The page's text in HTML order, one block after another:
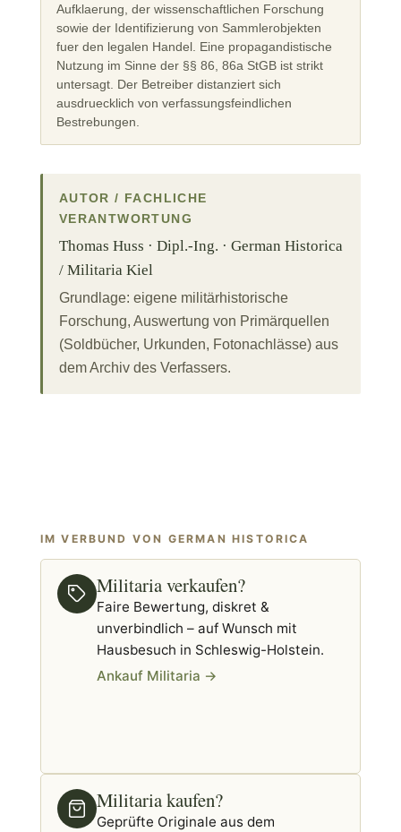
Aufklaerung, der wissenschaftlichen Forschung
sowie der Identifizierung von Sammlerobjekten
fuer den legalen Handel. Eine propagandistische
Nutzung im Sinne der §§ 86, 86a StGB ist strikt
untersagt. Der Betreiber distanziert sich
ausdruecklich von verfassungsfeindlichen
Bestrebungen.
AUTOR / FACHLICHE
VERANTWORTUNG
Thomas Huss · Dipl.-Ing. · German Historica
/ Militaria Kiel
Grundlage: eigene militärhistorische
Forschung, Auswertung von Primärquellen
(Soldbücher, Urkunden, Fotonachlässe) aus
dem Archiv des Verfassers.
IM VERBUND VON GERMAN HISTORICA
Militaria verkaufen?
Faire Bewertung, diskret &
unverbindlich – auf Wunsch mit
Hausbesuch in Schleswig-Holstein.
Ankauf Militaria →
Militaria kaufen?
Geprüfte Originale aus dem